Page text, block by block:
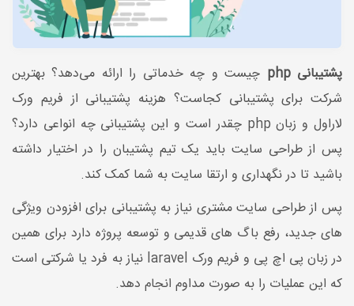
پشتیبانی php
چیست و چه خدماتی را ارائه می‌دهد؟ بهترین
شرکت برای پشتیبانی کجاست؟ هزینه پشتیبانی از فریم ورک
لاراول و زبان php چقدر است و این پشتیبانی چه انواعی دارد؟
پس از طراحی سایت باید یک تیم پشتیبان را در اختیار داشته
باشید تا در نگهداری و ارتقا سایت به شما کمک کند.
پس از طراحی سایت مشتری نیاز به پشتیبانی برای افزودن ویژگی
های جدید، رفع باگ های قدیمی و توسعه پروژه دارد برای همین
در زبان پی اچ پی و فریم ورک laravel نیاز به فرد یا شرکتی است
که این عملیات را به صورت مداوم انجام دهد.